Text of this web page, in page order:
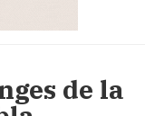
de la